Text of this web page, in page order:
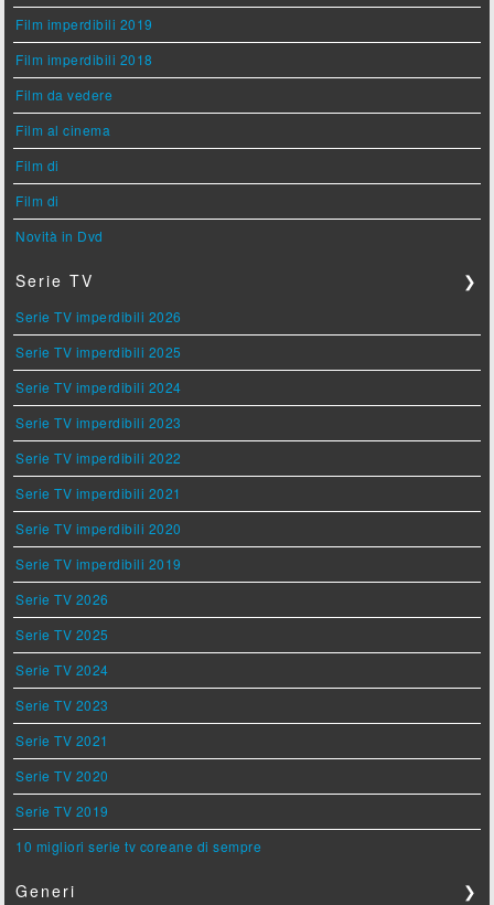
Film imperdibili 2019
Film imperdibili 2018
Film da vedere
Film al cinema
Film di
Film di
Novità in Dvd
Serie TV ❯
Serie TV imperdibili 2026
Serie TV imperdibili 2025
Serie TV imperdibili 2024
Serie TV imperdibili 2023
Serie TV imperdibili 2022
Serie TV imperdibili 2021
Serie TV imperdibili 2020
Serie TV imperdibili 2019
Serie TV 2026
Serie TV 2025
Serie TV 2024
Serie TV 2023
Serie TV 2021
Serie TV 2020
Serie TV 2019
10 migliori serie tv coreane di sempre
Generi ❯